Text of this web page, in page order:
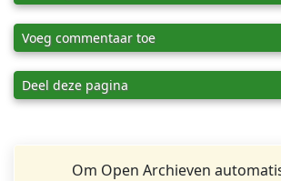
Voeg commentaar toe
Deel deze pagina
Om Open Archieven